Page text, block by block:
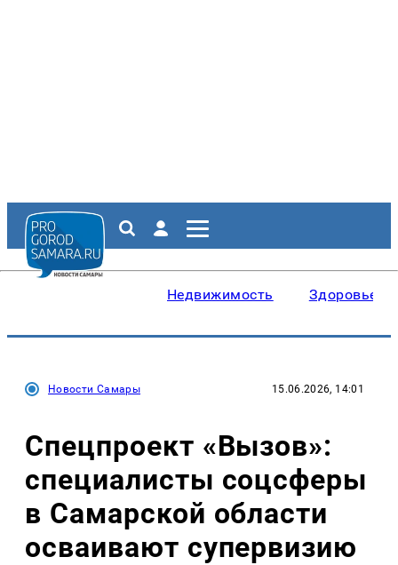
Недвижимость Здоровье
Новости Самары 15.06.2026, 14:01
Спецпроект «Вызов»:
специалисты соцсферы
в Самарской области
осваивают супервизию